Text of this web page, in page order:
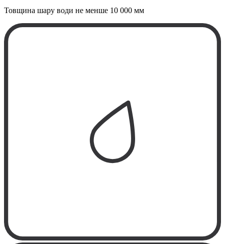
Товщина шару води не менше 10 000 мм